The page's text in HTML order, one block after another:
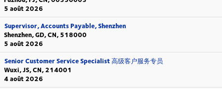
5 août 2026
Supervisor, Accounts Payable, Shenzhen
Shenzhen, GD, CN, 518000
5 août 2026
Senior Customer Service Specialist 高级客户服务专员
Wuxi, JS, CN, 214001
4 août 2026